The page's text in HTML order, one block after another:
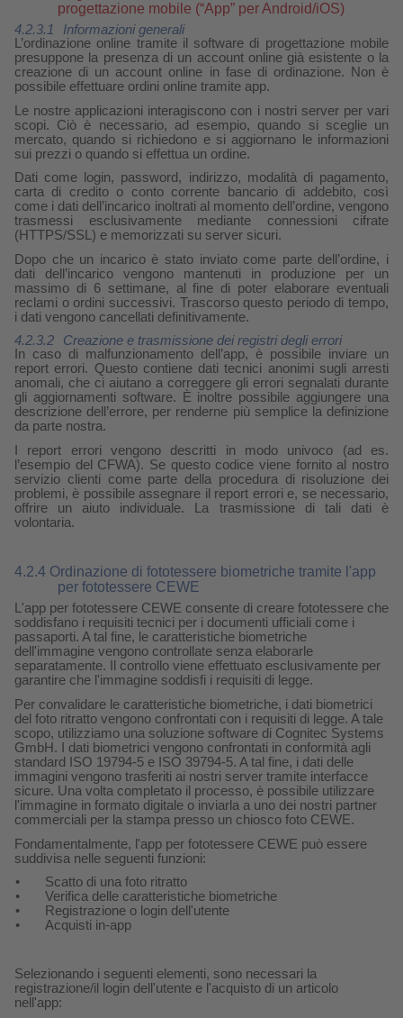
progettazione mobile (“App” per Android/iOS)
4.2.3.1
Informazioni generali
L’ordinazione online tramite il software di progettazione mobile
presuppone la presenza di un account online già esistente o la
creazione di un account online in fase di ordinazione. Non è
possibile effettuare ordini online tramite app.
Le nostre applicazioni interagiscono con i nostri server per vari
scopi. Ciò è necessario, ad esempio, quando si sceglie un
mercato, quando si richiedono e si aggiornano le informazioni
sui prezzi o quando si effettua un ordine.
Dati come login, password, indirizzo, modalità di pagamento,
carta di credito o conto corrente bancario di addebito, così
come i dati dell’incarico inoltrati al momento dell’ordine, vengono
trasmessi esclusivamente mediante connessioni cifrate
(HTTPS/SSL) e memorizzati su server sicuri.
Dopo che un incarico è stato inviato come parte dell’ordine, i
dati dell’incarico vengono mantenuti in produzione per un
massimo di 6 settimane, al fine di poter elaborare eventuali
reclami o ordini successivi. Trascorso questo periodo di tempo,
i dati vengono cancellati definitivamente.
4.2.3.2
Creazione e trasmissione dei registri degli errori
In caso di malfunzionamento dell’app, è possibile inviare un
report errori. Questo contiene dati tecnici anonimi sugli arresti
anomali, che ci aiutano a correggere gli errori segnalati durante
gli aggiornamenti software. È inoltre possibile aggiungere una
descrizione dell’errore, per renderne più semplice la definizione
da parte nostra.
I report errori vengono descritti in modo univoco (ad es.
l’esempio del CFWA). Se questo codice viene fornito al nostro
servizio clienti come parte della procedura di risoluzione dei
problemi, è possibile assegnare il report errori e, se necessario,
offrire un aiuto individuale. La trasmissione di tali dati è
volontaria.
4.2.4 Ordinazione di fototessere biometriche tramite l'app
per fototessere CEWE
L'app per fototessere CEWE consente di creare fototessere che
soddisfano i requisiti tecnici per i documenti ufficiali come i
passaporti. A tal fine, le caratteristiche biometriche
dell'immagine vengono controllate senza elaborarle
separatamente. Il controllo viene effettuato esclusivamente per
garantire che l'immagine soddisfi i requisiti di legge.
Per convalidare le caratteristiche biometriche, i dati biometrici
del foto ritratto vengono confrontati con i requisiti di legge. A tale
scopo, utilizziamo una soluzione software di Cognitec Systems
GmbH. I dati biometrici vengono confrontati in conformità agli
standard ISO 19794-5 e ISO 39794-5. A tal fine, i dati delle
immagini vengono trasferiti ai nostri server tramite interfacce
sicure. Una volta completato il processo, è possibile utilizzare
l'immagine in formato digitale o inviarla a uno dei nostri partner
commerciali per la stampa presso un chiosco foto CEWE.
Fondamentalmente, l'app per fototessere CEWE può essere
suddivisa nelle seguenti funzioni:
•
Scatto di una foto ritratto
•
Verifica delle caratteristiche biometriche
•
Registrazione o login dell'utente
•
Acquisti in-app
Selezionando i seguenti elementi, sono necessari la
registrazione/il login dell'utente e l'acquisto di un articolo
nell'app: